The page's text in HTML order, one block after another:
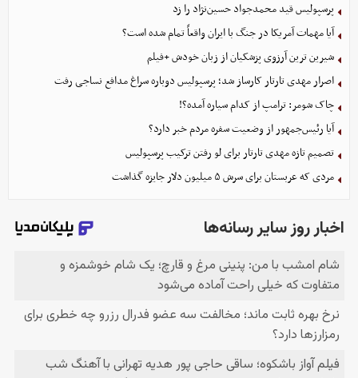
پرسپولیس قید محمدجواد حسین‌نژاد را زد
آیا مهمات آمریکا در جنگ با ایران واقعاً تمام شده است؟
شیرین ترین آرزوی پزشکیان از زبان خودش +فیلم
اصرار مهدی تارتار کارساز شد؛ پرسپولیس دوباره سراغ مدافع نساجی رفت
چاک شومر: ترامپ از کدام سیاره آمده؟!
آیا رئیس‌جمهور از وضعیت سفره مردم خبر دارد؟
تصمیم تازه مهدی تارتار برای لو رفتن ترکیب پرسپولیس
مردی که عربستان برای سرش ۵ میلیون دلار جایزه گذاشت